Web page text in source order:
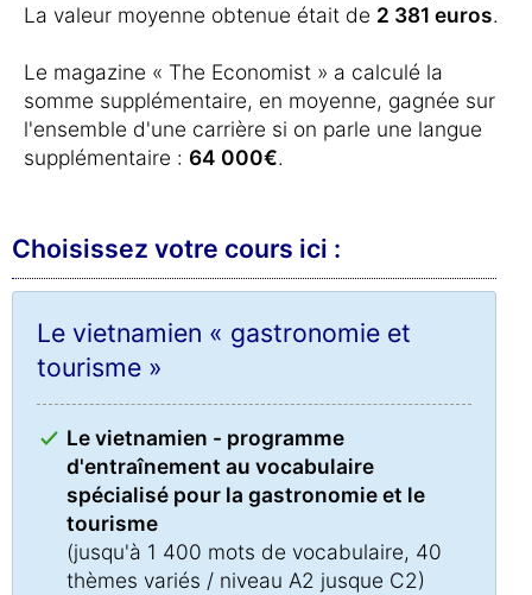
La valeur moyenne obtenue était de 2 381 euros.
Le magazine « The Economist » a calculé la
somme supplémentaire, en moyenne, gagnée sur
l'ensemble d'une carrière si on parle une langue
supplémentaire : 64 000€.
Choisissez votre cours ici :
Le vietnamien « gastronomie et
tourisme »
Le vietnamien - programme
d'entraînement au vocabulaire
spécialisé pour la gastronomie et le
tourisme
(jusqu'à 1 400 mots de vocabulaire, 40
thèmes variés / niveau A2 jusque C2)